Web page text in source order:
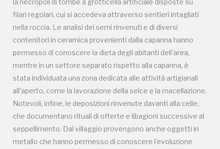
la necropoli di tombe a grotticella artificiale disposte su
filari regolari, cui si accedeva attraverso sentieri intagliati
nella roccia. Le analisi dei semi rinvenuti e di diversi
contenitori in ceramica provenienti dalla capanna hanno
permesso di conoscere la dieta degli abitanti dell'area,
mentre in un settore separato rispetto alla capanna, è
stata individuata una zona dedicata alle attività artigianali
all'aperto, come la lavorazione della selce e la macellazione.
Notevoli, infine, le deposizioni rinvenute davanti alla celle,
che documentano rituali di offerte e libagioni successive al
seppellimento. Dal villaggio provengono anche oggetti in
metallo che hanno permesso di conoscere l'evoluzione
metallo che hanno permesso di conoscere l'evoluzione
delle tecniche metallurgiche, dal rame arsenicale al bronzo.
Campagne in corso in questo
luogo